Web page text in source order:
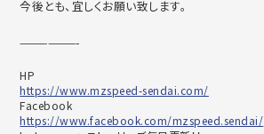
今後とも、宜しくお願い致します。
——————-
HP
https://www.mzspeed-sendai.com/
Facebook
https://www.facebook.com/mzspeed.sendai/